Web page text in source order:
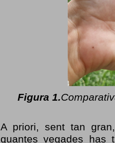
Figura 1.
A priori, sent tan
quantes vegades has